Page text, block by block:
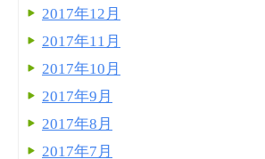
2017年12月
2017年11月
2017年10月
2017年9月
2017年8月
2017年7月